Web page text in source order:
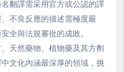
翻譯需采用官方或公認的譯
不良反應的描述需極度嚴
全與法規審批的成敗。
、天然藥物、植物藥及其方劑
文化內涵最深厚的領域，挑